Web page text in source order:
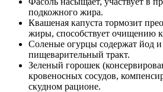
подкожного жира.
Квашеная капуста тормозит
жиры, способствует очищению
Соленые огурцы содержат йод
пищеварительный тракт.
Зеленый горошек
кровеносных сосудов,
скудном рационе.